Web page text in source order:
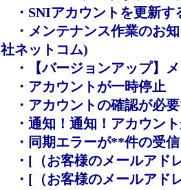
・SNIアカウントを更新す
・メンテナンス作業のお
社ネットコム)
・【バージョンアップ】
・アカウントが一時停止
・アカウントの確認が必
・ 通知！通知！アカウン
・同期エラーが**件の受信
・[（お客様のメールアド
・[（お客様のメールアド